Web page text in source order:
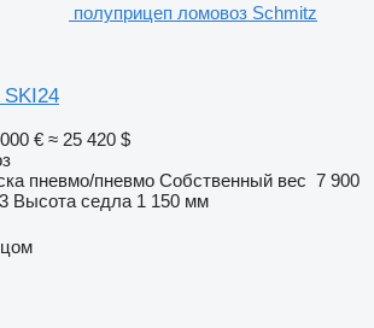
полуприцеп ломовоз Schmitz
€ ≈ 25 420 $
пневмо/пневмо Собственный вес 7 900
3 Высота седла 1 150 мм